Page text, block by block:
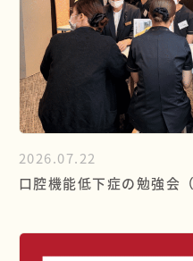
お問い合わせ
OFFICIAL
SNS
2026.07.22
口腔機能低下症の勉強会